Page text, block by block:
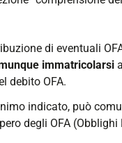
di eventuali
immatricolarsi
debito OFA.
indicato, può
degli OFA